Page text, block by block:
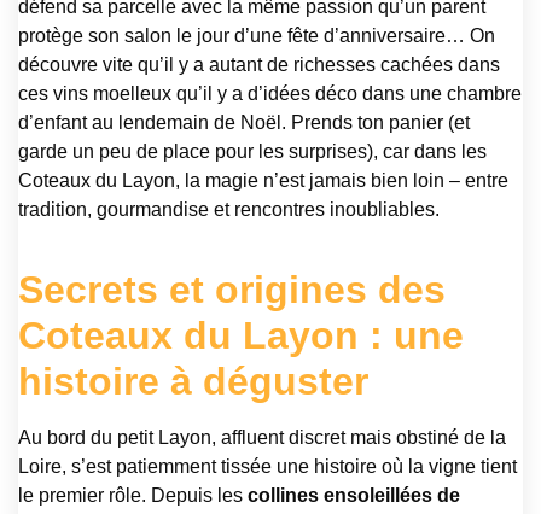
défend sa parcelle avec la même passion qu’un parent
protège son salon le jour d’une fête d’anniversaire… On
découvre vite qu’il y a autant de richesses cachées dans
ces vins moelleux qu’il y a d’idées déco dans une chambre
d’enfant au lendemain de Noël. Prends ton panier (et
garde un peu de place pour les surprises), car dans les
Coteaux du Layon, la magie n’est jamais bien loin – entre
tradition, gourmandise et rencontres inoubliables.
Secrets et origines des
Coteaux du Layon : une
histoire à déguster
Au bord du petit Layon, affluent discret mais obstiné de la
Loire, s’est patiemment tissée une histoire où la vigne tient
le premier rôle. Depuis les collines ensoleillées de